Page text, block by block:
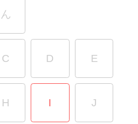
ん
C D E
H I J